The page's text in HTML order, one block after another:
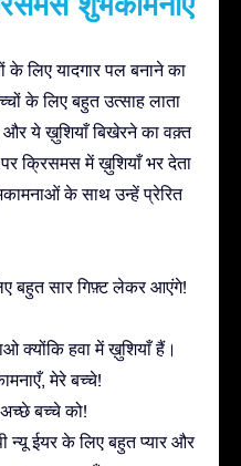
लिए यादगार पल बनाने का
के लिए बहुत उत्साह लाता
और ये ख़ुशियाँ बिखेरने का वक़्त
क्रिसमस में ख़ुशियाँ भर देता
के साथ उन्हें प्रेरित
बहुत सार गिफ़्ट लेकर आएंगे!
क्योंकि हवा में ख़ुशियाँ हैं।
मेरे बच्चे!
बच्चे को!
न्यू ईयर के लिए बहुत प्यार और